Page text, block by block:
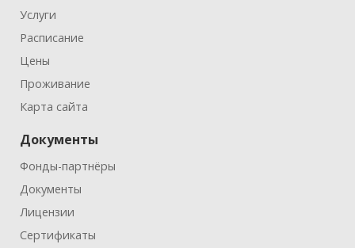
Услуги
Расписание
Цены
Проживание
Карта сайта
Документы
Фонды-партнёры
Документы
Лицензии
Сертификаты